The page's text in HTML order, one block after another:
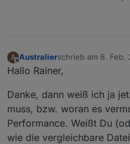
A
Offline
Australierschrieb am 8. Feb.
zuletzt editiert von
Hallo Rainer,
Danke, dann weiß ich ja
muss, bzw. woran es
Performance. Weißt Du
wie die vergleichbare